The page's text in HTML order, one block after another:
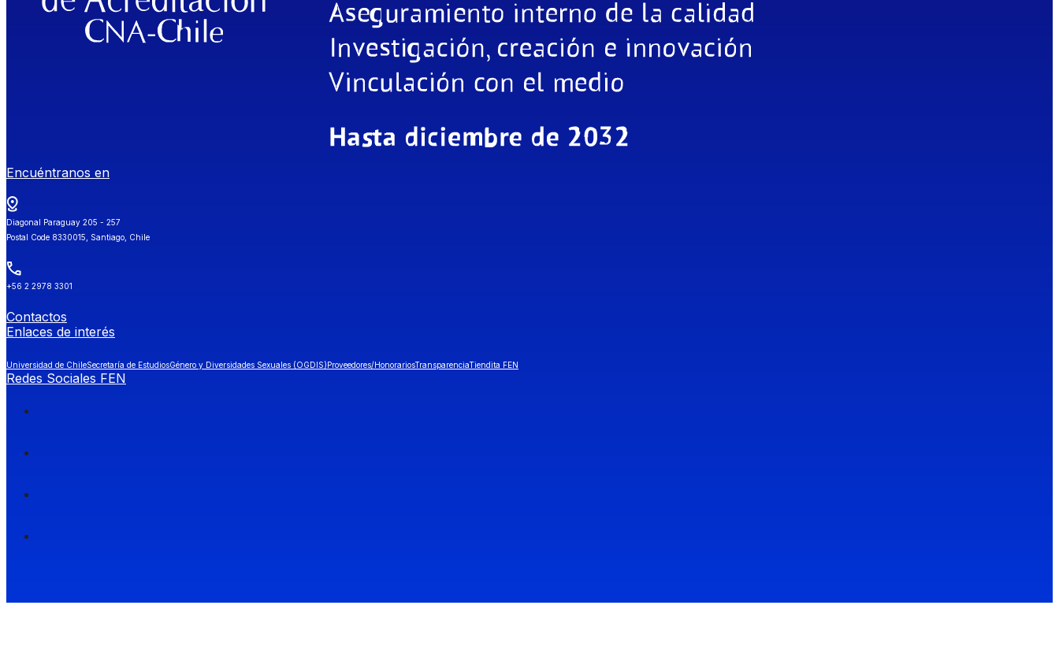
Encuéntranos en
Diagonal Paraguay 205 - 257
Postal Code 8330015, Santiago, Chile
+56 2 2978 3301
Contactos
Enlaces de interés
Universidad de ChileSecretaría de EstudiosGénero y Diversidades Sexuales (OGDIS)Proveedores/HonorariosTransparenciaTiendita FEN
Redes Sociales FEN